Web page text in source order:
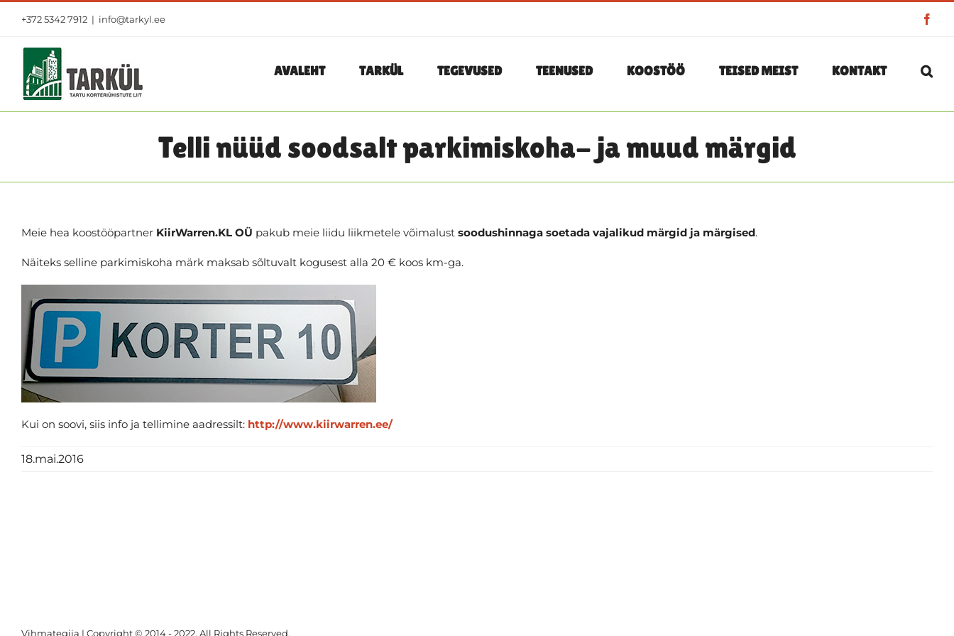
Skip
+372 5342 7912 | info@tarkyl.ee
AVALEHT TARKÜL TEGEVUSED TEENUSED KOOSTÖÖ TEISED MEIST KONTAKT
Telli nüüd soodsalt parkimiskoha- ja muud märgid
Meie hea koostööpartner KiirWarren.KL OÜ pakub meie liidu liikmetele võimalust soodushinnaga soetada vajalikud märgid ja märgised.
Näiteks selline parkimiskoha märk maksab sõltuvalt kogusest alla 20 € koos km-ga.
Kui on soovi, siis info ja tellimine aadressilt: http://www.kiirwarren.ee/
18.mai.2016
Vihmategija | Copyright © 2014 - 2022. All Rights Reserved.